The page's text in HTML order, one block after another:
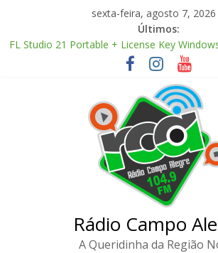
sexta-feira, agosto 7, 2026
Últimos:
FL Studio 21 Portable + License Key
Adobe Premiere Pro CC 2022 Crack only All
FL Studio Producer Edition
Office 2024 Volume License 2026 Updated
The Love Hypothesis 2026 CAMRip UHD
Rádio Campo
A Queridinha da Região